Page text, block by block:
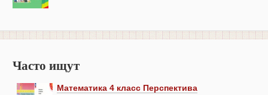
Часто ищут
Математика 4 класс Перспектива